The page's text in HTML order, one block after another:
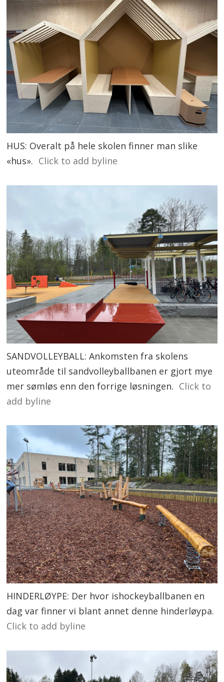
HUS: Overalt på hele skolen finner man slike
«hus». Click to add byline
SANDVOLLEYBALL: Ankomsten fra skolens
uteområde til sandvolleyballbanen er gjort mye
mer sømløs enn den forrige løsningen. Click to
add byline
HINDERLØYPE: Der hvor ishockeyballbanen en
dag var finner vi blant annet denne hinderløypa.
Click to add byline